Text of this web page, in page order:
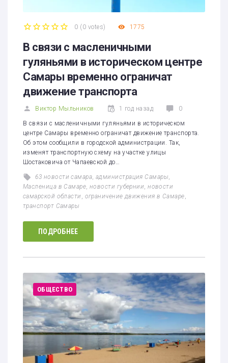
0 ( 0 votes) 1775
В связи с масленичными
гуляньями в историческом центре
Самары временно ограничат
движение транспорта
Виктор Мыльников 1 год назад 0
В связи с масленичными гуляньями в историческом
центре Самары временно ограничат движение транспорта.
Об этом сообщили в городской администрации. Так,
изменят транспортную схему на участке улицы
Шостаковича от Чапаевской до…
63 новости самара,администрация Самары,
Масленица в Самаре,новости губернии,новости
самарской области , ограничение движения в Самаре,
транспорт Самары
ПОДРОБНЕЕ
ОБЩЕСТВО